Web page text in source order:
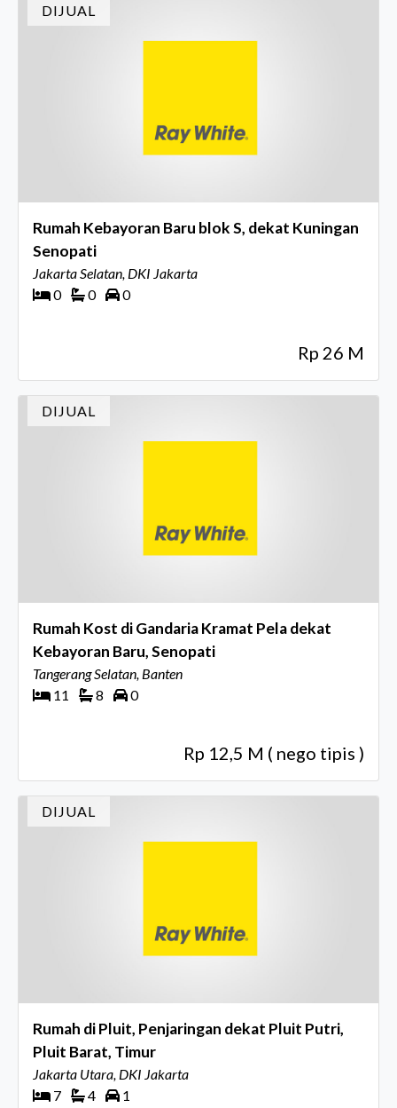
DIJUAL
Rumah Kebayoran Baru blok S, dekat Kuningan
Senopati
Jakarta Selatan, DKI Jakarta
0
0 0
Rp 26 M
DIJUAL
Rumah Kost di Gandaria Kramat Pela dekat
Kebayoran Baru, Senopati
Tangerang Selatan, Banten
11
8 0
Rp 12,5 M ( nego tipis )
DIJUAL
Rumah di Pluit, Penjaringan dekat Pluit Putri,
Pluit Barat, Timur
Jakarta Utara, DKI Jakarta
7
4 1